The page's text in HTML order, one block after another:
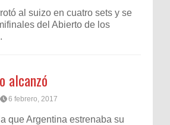
al suizo en cuatro sets y se
del Abierto de los
alcanzó
6 febrero, 2017
que Argentina estrenaba su